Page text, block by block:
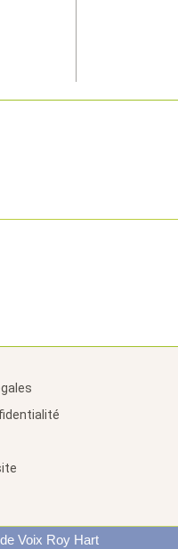
Voix Roy Hart